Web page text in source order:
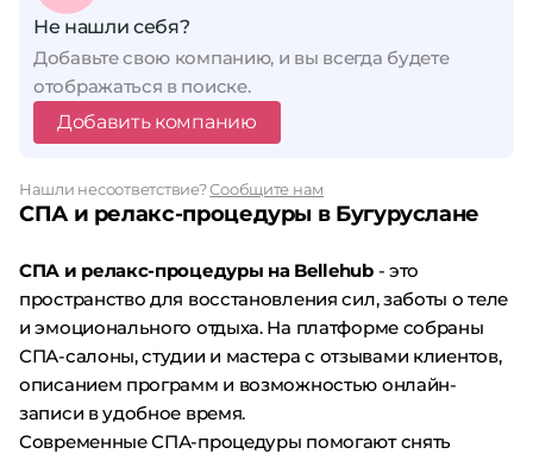
Не нашли себя?
Добавьте свою компанию, и вы всегда будете
отображаться в поиске.
Добавить компанию
Нашли несоответствие?Сообщите нам
СПА и релакс-процедуры в Бугуруслане
СПА и релакс-процедуры на Bellehub- это
пространство для восстановления сил, заботы о теле
и эмоционального отдыха. На платформе собраны
СПА-салоны, студии и мастера с отзывами клиентов,
описанием программ и возможностью онлайн-
записи в удобное время.
Современные СПА-процедуры помогают снять